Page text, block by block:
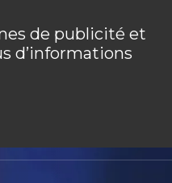
de publicité et
d’informations